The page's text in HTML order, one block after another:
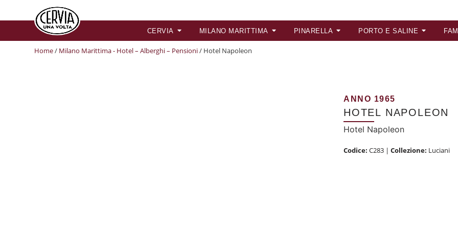
CERVIA MILANO MARITTIMA PINARELLA PORTO E SALINE
Home/ Milano Marittima - Hotel – Alberghi – Pensioni/ Hotel Napoleon
ANNO 1965
HOTEL NAPOLEON
Hotel Napoleon
Codice: C283 | Collezione: Luciani